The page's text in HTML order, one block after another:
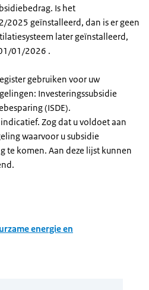
Is het
2025 geïnstalleerd, dan is er geen
later geïnstalleerd,
01/2026 .
gebruiken voor uw
Investeringssubsidie
(ISDE).
Zog dat u voldoet aan
waarvoor u subsidie
te komen. Aan deze lijst kunnen
energie en